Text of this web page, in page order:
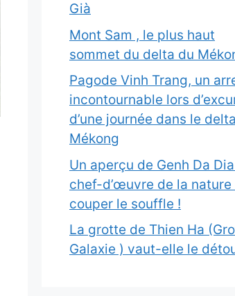
Già
Mont Sam , le plus haut
sommet du delta du
Pagode Vinh Trang, un
incontournable lors
d’une journée dans le
Mékong
Un aperçu de Genh Da
chef-d’œuvre de la nature
couper le souffle !
La grotte de Thien Ha
Galaxie ) vaut-elle le